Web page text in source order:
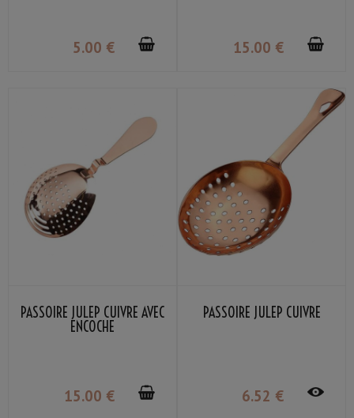
5.00 € 15.00 €
PASSOIRE JULEP CUIVRE AVEC
ENCOCHE
15.00 €
PASSOIRE JULEP CUIVRE
6.52 €